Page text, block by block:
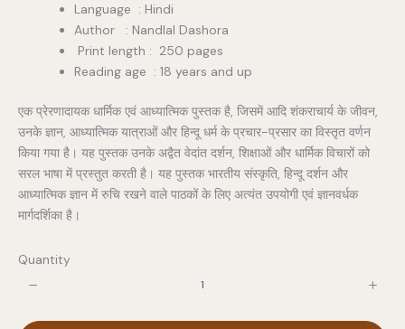
Language : Hindi
Author : Nandlal Dashora
Print length : 250 pages
Reading age ‏ : ‎18 years and up
एक प्रेरणादायक धार्मिक एवं आध्यात्मिक पुस्तक है, जिसमें आदि शंकराचार्य के जीवन,
उनके ज्ञान, आध्यात्मिक यात्राओं और हिन्दू धर्म के प्रचार-प्रसार का विस्तृत वर्णन
किया गया है। यह पुस्तक उनके अद्वैत वेदांत दर्शन, शिक्षाओं और धार्मिक विचारों को
सरल भाषा में प्रस्तुत करती है। यह पुस्तक भारतीय संस्कृति, हिन्दू दर्शन और
आध्यात्मिक ज्ञान में रुचि रखने वाले पाठकों के लिए अत्यंत उपयोगी एवं ज्ञानवर्धक
मार्गदर्शिका है।
Quantity